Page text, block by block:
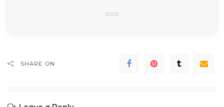
SHARE ON